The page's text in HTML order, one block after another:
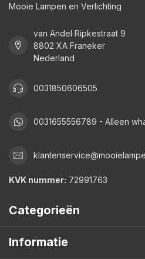
Mooie Lampen en Verlichting
van Andel Ripkestraat 9
8802 XA Franeker
Nederland
0031850606505
0031655556789 - Alleen
KVK nummer: 72991763
Categorieën
Informatie